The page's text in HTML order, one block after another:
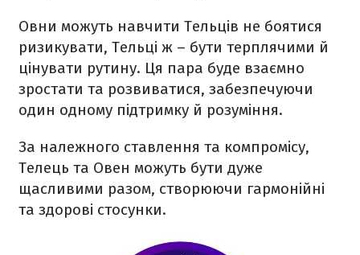
Овни можуть навчити Тельців не боятися
ризикувати, Тельці ж – бути терплячими й
цінувати рутину. Ця пара буде взаємно
зростати та розвиватися, забезпечуючи
один одному підтримку й розуміння.
За належного ставлення та компромісу,
Телець та Овен можуть бути дуже
щасливими разом, створюючи гармонійні
та здорові стосунки.